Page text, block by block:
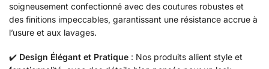
soigneusement confectionné avec des coutures robustes et
des finitions impeccables, garantissant une résistance accrue à
l’usure et aux lavages.
✔️ Design Élégant et Pratique : Nos produits allient style et